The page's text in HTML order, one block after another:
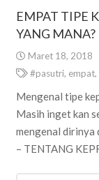
EMPAT TIPE
YANG MANA?
Maret 18, 2018
#pasutri, empat,
Mengenal tipe
Masih inget kan
mengenal dirinya
– TENTANG